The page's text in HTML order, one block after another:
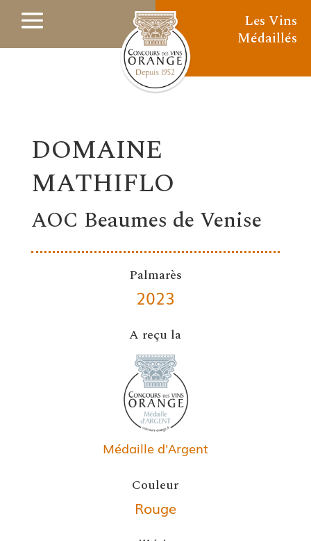
Les Vins
Médaillés
DOMAINE
MATHIFLO
AOC Beaumes de Venise
Palmarès
2023
A reçu la
Médaille d'Argent
Couleur
Rouge